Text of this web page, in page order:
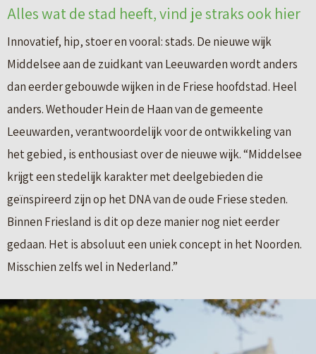
Alles wat de stad heeft, vind je straks ook hier
Innovatief, hip, stoer en vooral: stads. De nieuwe wijk
Middelsee aan de zuidkant van Leeuwarden wordt anders
dan eerder gebouwde wijken in de Friese hoofdstad. Heel
anders. Wethouder Hein de Haan van de gemeente
Leeuwarden, verantwoordelijk voor de ontwikkeling van
het gebied, is enthousiast over de nieuwe wijk. “Middelsee
krijgt een stedelijk karakter met deelgebieden die
geïnspireerd zijn op het DNA van de oude Friese steden.
Binnen Friesland is dit op deze manier nog niet eerder
gedaan. Het is absoluut een uniek concept in het Noorden.
Misschien zelfs wel in Nederland.”